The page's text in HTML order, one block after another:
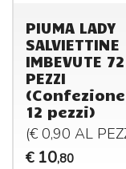
PIUMA LADY
SALVIETTINE
IMBEVUTE 72
PEZZI
12 pezzi)
(€ 0,90 AL
€ 10,80